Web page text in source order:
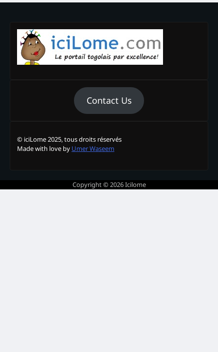
Contact Us
© iciLome 2025, tous droits réservés
Made with love by Umer Waseem
Copyright © 2026Icilome